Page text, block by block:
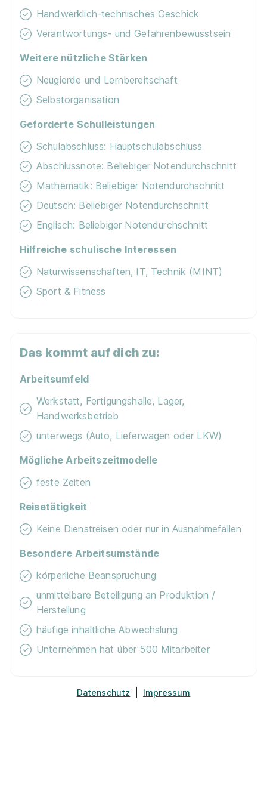
06.09.2027
70565 Stuttgart
1.368 - 1.528 € pro Monat
Ausbildungsberuf Kfz-Mechatroniker*in -
Fachrichtung System- und Hochvolttechnik
(m/w/d) Stadt Mannheim
01.09.2027
68159 Mannheim
Ausbildung Kfz-Mechatroniker:in 2027
01.09.2027
67346 Speyer
Ausbildung zum Kfz-Mechatroniker
Fachrichtung Nutzfahrzeugtechnik (m/w/d) -
2027
01.08.2027
68542 Heddesheim
Stuttgart/Möglingen Scania Vertrieb und Service
Handwerklich-technisches Geschick
Verantwortungs- und Gefahrenbewusstsein
Weitere nützliche Stärken
Neugierde und Lernbereitschaft
Selbstorganisation
Geforderte Schulleistungen
Schulabschluss: Hauptschulabschluss
Abschlussnote: Beliebiger Notendurchschnitt
Mathematik: Beliebiger Notendurchschnitt
Deutsch: Beliebiger Notendurchschnitt
Englisch: Beliebiger Notendurchschnitt
Hilfreiche schulische Interessen
Naturwissenschaften, IT, Technik (MINT)
Sport & Fitness
Das kommt auf dich zu:
Arbeitsumfeld
Werkstatt, Fertigungshalle, Lager,
Handwerksbetrieb
unterwegs (Auto, Lieferwagen oder LKW)
Mögliche Arbeitszeitmodelle
feste Zeiten
Reisetätigkeit
Keine Dienstreisen oder nur in Ausnahmefällen
Besondere Arbeitsumstände
körperliche Beanspruchung
unmittelbare Beteiligung an Produktion /
Herstellung
häufige inhaltliche Abwechslung
Unternehmen hat über 500 Mitarbeiter
Datenschutz Impressum